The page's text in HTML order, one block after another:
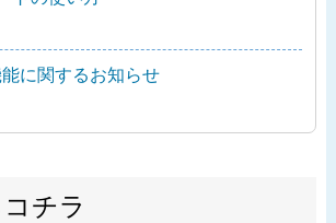
に関するお知らせ
チラ